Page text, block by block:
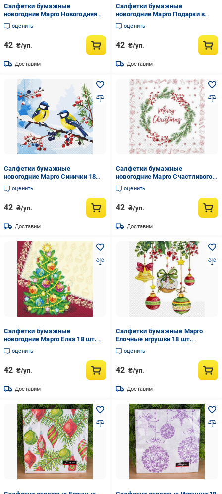
Салфетки бумажные
новогодние Марго Новогодняя
свеча 18 шт. (22358322)
оценить
42 ₴/уп.
Доставим
Салфетки бумажные
новогодние Марго Подарки в
венчике 18 шт. (29831287)
оценить
42 ₴/уп.
Доставим
Салфетки бумажные
новогодние Марго Синички 18
шт. (29831290)
оценить
42 ₴/уп.
Доставим
Салфетки бумажные
новогодние Марго Счастливого
Рождества 18 шт. (29831291)
оценить
42 ₴/уп.
Доставим
Салфетки бумажные
новогодние Марго Елка 18 шт.
(29831294)
оценить
42 ₴/уп.
Доставим
Салфетки бумажные Марго
Елочные игрушки 18 шт.
(30843112)
оценить
42 ₴/уп.
Доставим